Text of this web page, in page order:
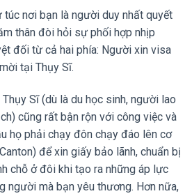
nơi bạn là người duy nhất quyết
thân đòi hỏi sự phối hợp nhịp
đối từ cả hai phía: Người xin visa
tại Thụy Sĩ.
Sĩ (dù là du học sinh, người lao
cũng rất bận rộn với công việc và
họ phải chạy đôn chạy đáo lên cơ
để xin giấy bảo lãnh, chuẩn bị
chỗ ở đôi khi tạo ra những áp lực
người mà bạn yêu thương. Hơn nữa,